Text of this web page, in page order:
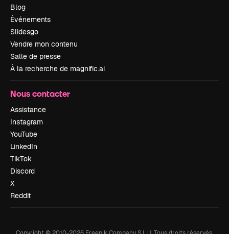
Blog
Événements
Slidesgo
Vendre mon contenu
Salle de presse
À la recherche de magnific.ai
Nous contacter
Assistance
Instagram
YouTube
LinkedIn
TikTok
Discord
X
Reddit